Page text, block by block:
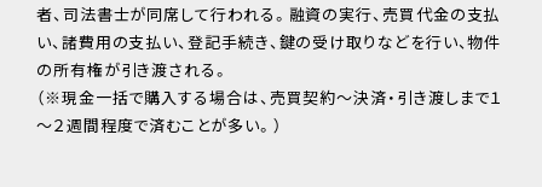
者、司法書士が同席して行われる。融資の実行、売買代金の支払
い、諸費用の支払い、登記手続き、鍵の受け取りなどを行い、物件
の所有権が引き渡される。
（※現金一括で購入する場合は、売買契約～決済・引き渡しまで１
～２週間程度で済むことが多い。）